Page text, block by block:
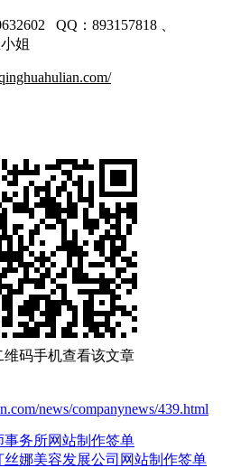
QQ：893157818 、
姐
维码手机查看该文章
news/companynews/439.html
事务所网站制作签单
丝娜美容发展公司网站制作签单